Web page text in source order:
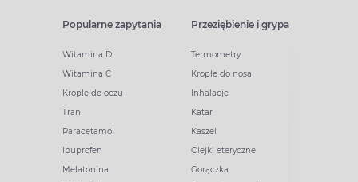
Popularne zapytania
Witamina D
Witamina C
Krople do oczu
Tran
Paracetamol
Ibuprofen
Melatonina
Przeziębienie i grypa
Termometry
Krople do nosa
Inhalacje
Katar
Kaszel
Olejki eteryczne
Gorączka